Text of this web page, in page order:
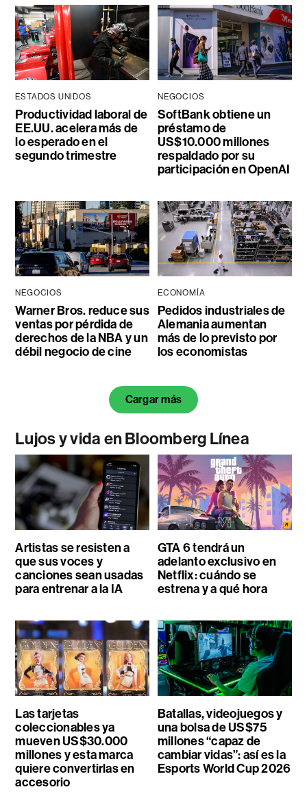
ESTADOS UNIDOS
Productividad laboral de
EE.UU. acelera más de
lo esperado en el
segundo trimestre
NEGOCIOS
SoftBank obtiene un
préstamo de
US$10.000 millones
respaldado por su
participación en OpenAI
NEGOCIOS
Warner Bros. reduce sus
ventas por pérdida de
derechos de la NBA y un
débil negocio de cine
ECONOMÍA
Pedidos industriales de
Alemania aumentan
más de lo previsto por
los economistas
Cargar más
Lujos y vida en Bloomberg Línea
Artistas se resisten a
que sus voces y
canciones sean usadas
para entrenar a la IA
GTA 6 tendrá un
adelanto exclusivo en
Netflix: cuándo se
estrena y a qué hora
Las tarjetas
coleccionables ya
mueven US$30.000
millones y esta marca
quiere convertirlas en
accesorio
Batallas, videojuegos y
una bolsa de US$75
millones “capaz de
cambiar vidas”: así es la
Esports World Cup 2026